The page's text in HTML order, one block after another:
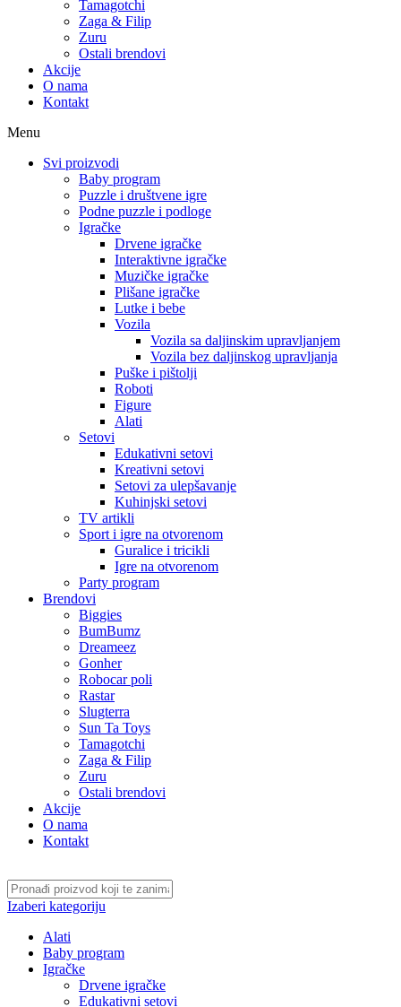
Tamagotchi
Zaga & Filip
Zuru
Ostali brendovi
Akcije
O nama
Kontakt
Menu
Svi proizvodi
Baby program
Puzzle i društvene igre
Podne puzzle i podloge
Igračke
Drvene igračke
Interaktivne igračke
Muzičke igračke
Plišane igračke
Lutke i bebe
Vozila
Vozila sa daljinskim upravljanjem
Vozila bez daljinskog upravljanja
Puške i pištolji
Roboti
Figure
Alati
Setovi
Edukativni setovi
Kreativni setovi
Setovi za ulepšavanje
Kuhinjski setovi
TV artikli
Sport i igre na otvorenom
Guralice i tricikli
Igre na otvorenom
Party program
Brendovi
Biggies
BumBumz
Dreameez
Gonher
Robocar poli
Rastar
Slugterra
Sun Ta Toys
Tamagotchi
Zaga & Filip
Zuru
Ostali brendovi
Akcije
O nama
Kontakt
Izaberi kategoriju
Alati
Baby program
Igračke
Drvene igračke
Edukativni setovi